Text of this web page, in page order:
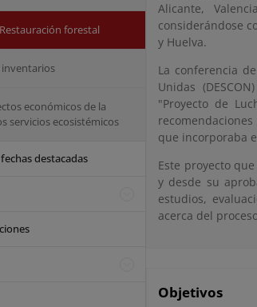
forestal
económicos de la
servicios ecosistémicos
destacadas
Alicante,
considerándose
y Huelva.
La conferencia
Unidas
"Proyecto de
que incorporaba
Este proyecto
y desde su
estudios,
acerca del
Objetivos